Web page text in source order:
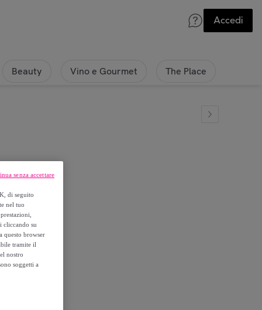
Accedi
Beauty Vino e Gourmet The Place
di seguito
nel tuo
cliccando su
questo browser
tramite il
nostro
soggetti a
senza accettare